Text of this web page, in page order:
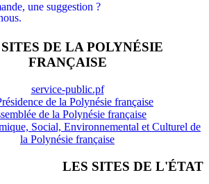
une suggestion ?
DE LA POLYNÉSIE
FRANÇAISE
service-public.pf
de la Polynésie française
de la Polynésie française
Social, Environnemental et Culturel de
la Polynésie française
LES SITES DE L'ÉTAT